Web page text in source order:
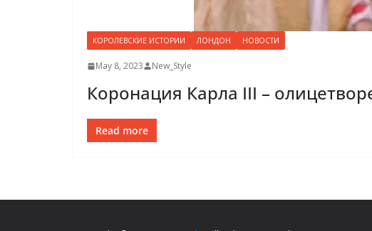
КОРОЛЕВСКИЕ ИСТОРИИ ЛОНДОН НОВОСТИ
May 8, 2023 New_Style
Коронация Карла III –
Read more